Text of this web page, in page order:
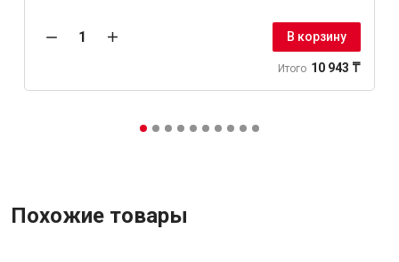
В корзину
Итого 10 943 ₸
Похожие товары